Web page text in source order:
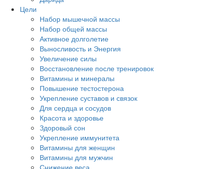
Цели
Набор мышечной массы
Набор общей массы
Активное долголетие
Выносливость и Энергия
Увеличение силы
Восстановление после тренировок
Витамины и минералы
Повышение тестостерона
Укрепление суставов и связок
Для сердца и сосудов
Красота и здоровье
Здоровый сон
Укрепление иммунитета
Витамины для женщин
Витамины для мужчин
Снижение веса